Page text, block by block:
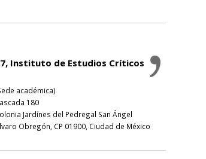
Instituto de Estudios Críticos
académica)
180
Jardínes del Pedregal San Ángel
Obregón, CP 01900, Ciudad de México